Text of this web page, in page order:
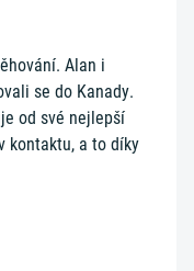
Alan i
se do Kanady.
od své nejlepší
kontaktu, a to díky